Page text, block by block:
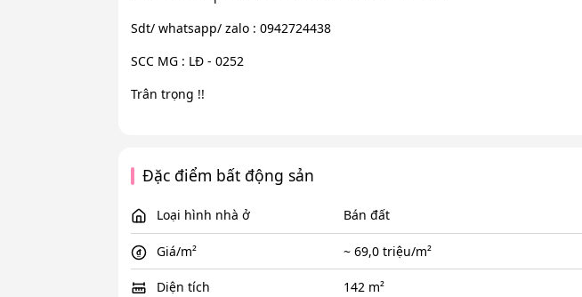
Sdt/ whatsapp/ zalo : 0942724438
SCC MG : LĐ - 0252
Trân trọng !!
Đặc điểm bất động sản
Loại hình nhà ở Bán đất
Giá/m² ~ 69,0 triệu/m²
Diện tích 142 m²